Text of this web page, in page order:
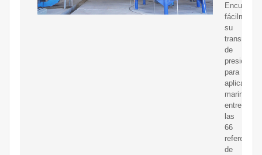
Encuentre
fácilmente
su
transmisor
de
presión
para
marinas
entre
las
66
referencias
de